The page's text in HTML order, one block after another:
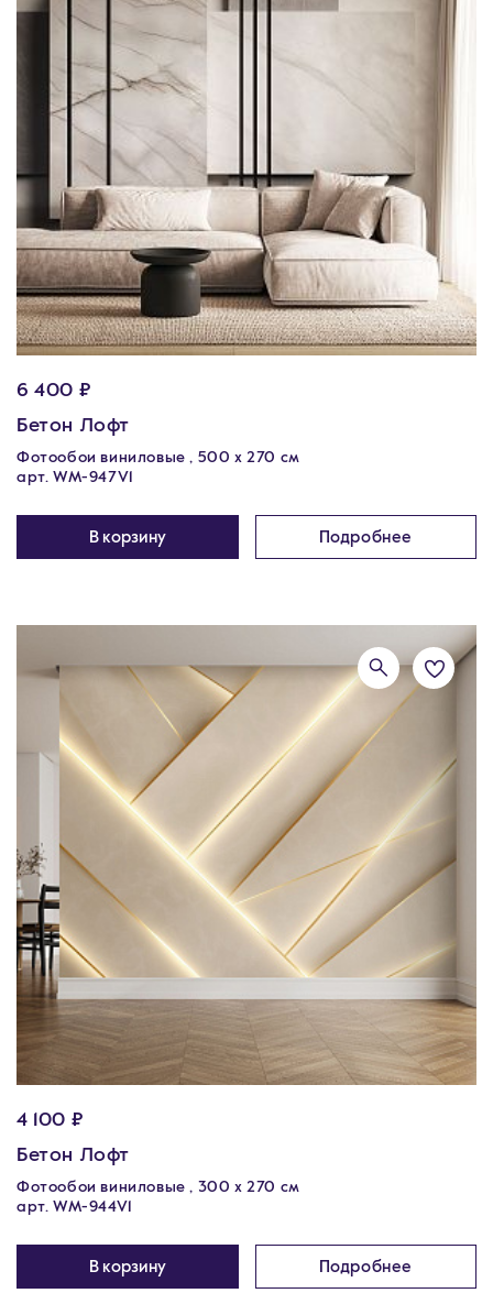
6 400 ₽
Бетон Лофт
Фотообои виниловые , 500 x 270 см
арт. WM-947V1
В корзину Подробнее
4 100 ₽
Бетон Лофт
Фотообои виниловые , 300 х 270 см
арт. WM-944V1
В корзину Подробнее